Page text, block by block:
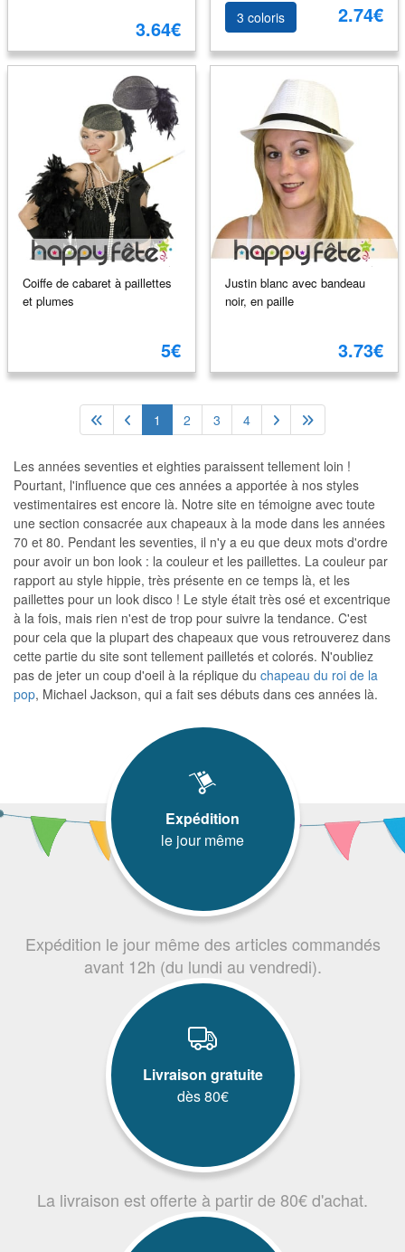
3.64€ 3 coloris 2.74€
Coiffe de cabaret à paillettes
et plumes
5€
Justin blanc avec bandeau
noir, en paille
3.73€
1 2 3 4
Les années seventies et eighties paraissent tellement loin !
Pourtant, l'influence que ces années a apportée à nos styles
vestimentaires est encore là. Notre site en témoigne avec toute
une section consacrée aux chapeaux à la mode dans les années
70 et 80. Pendant les seventies, il n'y a eu que deux mots d'ordre
pour avoir un bon look : la couleur et les paillettes. La couleur par
rapport au style hippie, très présente en ce temps là, et les
paillettes pour un look disco ! Le style était très osé et excentrique
à la fois, mais rien n'est de trop pour suivre la tendance. C'est
pour cela que la plupart des chapeaux que vous retrouverez dans
cette partie du site sont tellement pailletés et colorés. N'oubliez
pas de jeter un coup d'oeil à la réplique du chapeau du roi de la
pop, Michael Jackson, qui a fait ses débuts dans ces années là.
Expédition
le jour même
Expédition le jour même des articles commandés
avant 12h (du lundi au vendredi).
Livraison gratuite
dès 80€
La livraison est offerte à partir de 80€ d'achat.